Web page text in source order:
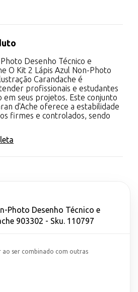
Desenho Técnico e
O Kit 2 Lápis Azul Non-Photo
Carandache é
profissionais e estudantes
em seus projetos. Este conjunto
d'Ache oferece a estabilidade
firmes e controlados, sendo
Photo Desenho Técnico e
903302 - Sku. 110797
ao ser combinado com outras